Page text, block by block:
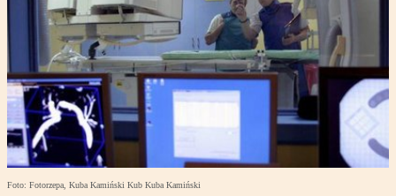
Foto: Fotorzepa, Kuba Kamiński Kub Kuba Kamiński